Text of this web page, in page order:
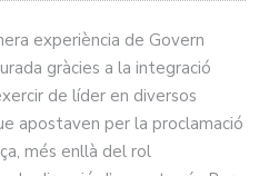
experiència de Govern
gràcies a la integració
de líder en diversos
apostaven per la proclamació
més enllà del rol